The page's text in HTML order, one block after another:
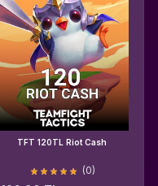
TFT 120TL Riot Cash
(0)